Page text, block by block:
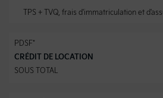
TPS + TVQ, frais d'immatriculation et
PDSF*
CRÉDIT DE LOCATION
SOUS TOTAL